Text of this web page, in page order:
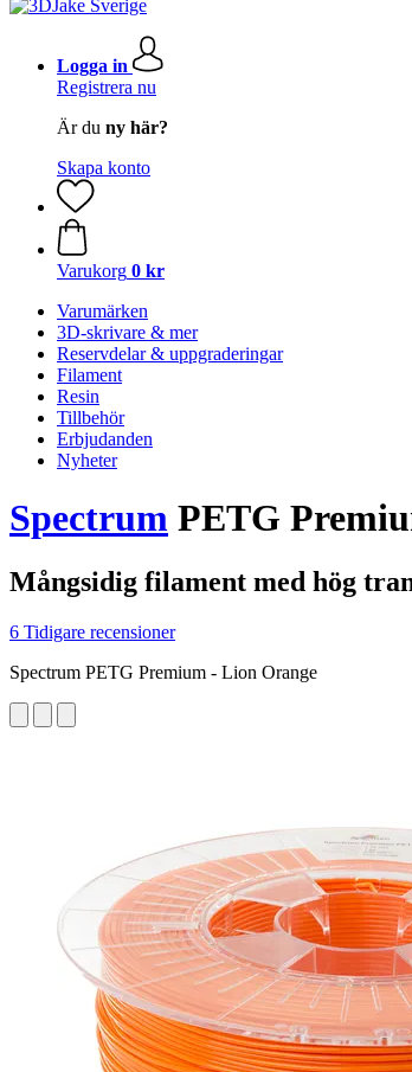
Logga in
Registrera nu
Är du ny här?
Skapa konto
Varukorg 0 kr
Varumärken
3D-skrivare & mer
Reservdelar & uppgraderingar
Filament
Resin
Tillbehör
Erbjudanden
Nyheter
Spectrum PETG
Mångsidig filament med hög
6 Tidigare recensioner
Spectrum PETG Premium - Lion Orange